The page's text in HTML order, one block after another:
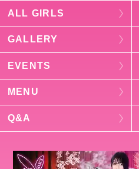
ALL GIRLS
GALLERY
EVENTS
MENU
Q&A